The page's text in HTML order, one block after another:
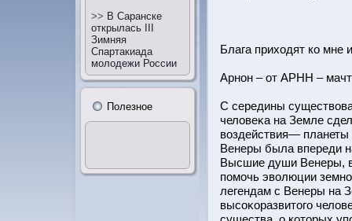
>> В Саранске
открылась III
Зимняя
Спартакиада
молодежи России
Полезное
Блага приходят ко мне
Арнон – от АРНН –
С середины
человеκа на Земле
воздействия—
Венеры была впереди
Высшие души Венеры,
помочь эволюции
легендам с Венеры на
высоκоразвитοго